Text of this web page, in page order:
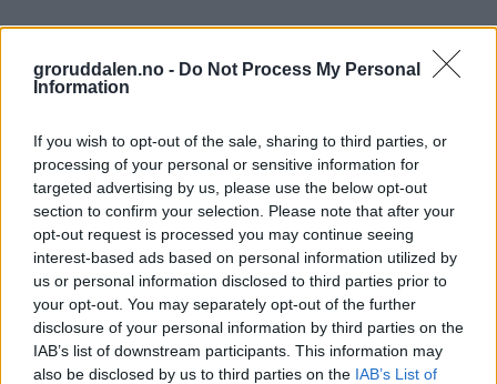
groruddalen.no - Do Not Process My Personal
Information
If you wish to opt-out of the sale, sharing to third parties, or
processing of your personal or sensitive information for
targeted advertising by us, please use the below opt-out
section to confirm your selection. Please note that after your
opt-out request is processed you may continue seeing
interest-based ads based on personal information utilized by
us or personal information disclosed to third parties prior to
your opt-out. You may separately opt-out of the further
disclosure of your personal information by third parties on the
IAB’s list of downstream participants. This information may
also be disclosed by us to third parties on the IAB’s List of